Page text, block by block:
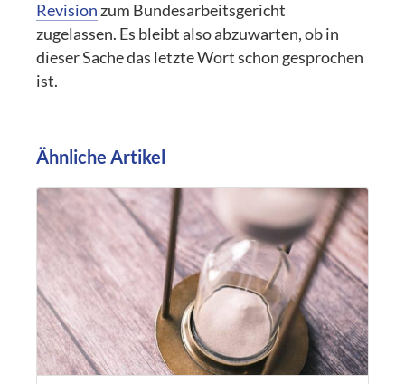
Revisionzum Bundesarbeitsgericht
zugelassen. Es bleibt also abzuwarten, ob in
dieser Sache das letzte Wort schon gesprochen
ist.
Ähnliche Artikel